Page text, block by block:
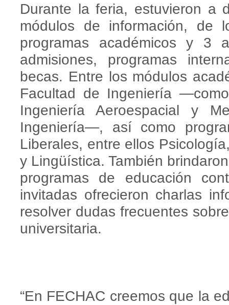
Durante la feria, estuvieron a
módulos de información, de
programas académicos y 3
admisiones, programas
becas. Entre los módulos
Facultad de Ingeniería
Ingeniería Aeroespacial y
Ingeniería—, así como
Liberales, entre ellos
y Lingüística. También
programas de educación
invitadas ofrecieron charlas
resolver dudas frecuentes
universitaria.
“En FECHAC creemos que la